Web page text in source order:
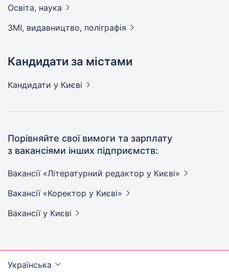
Освіта, наука
ЗМІ, видавництво, поліграфія
Кандидати за містами
Кандидати у Києві
Порівняйте свої вимоги та зарплату
з вакансіями інших підприємств:
Вакансії «Літературний редактор у Києві»
Вакансії «Коректор у Києві»
Вакансії у Києві
Українська